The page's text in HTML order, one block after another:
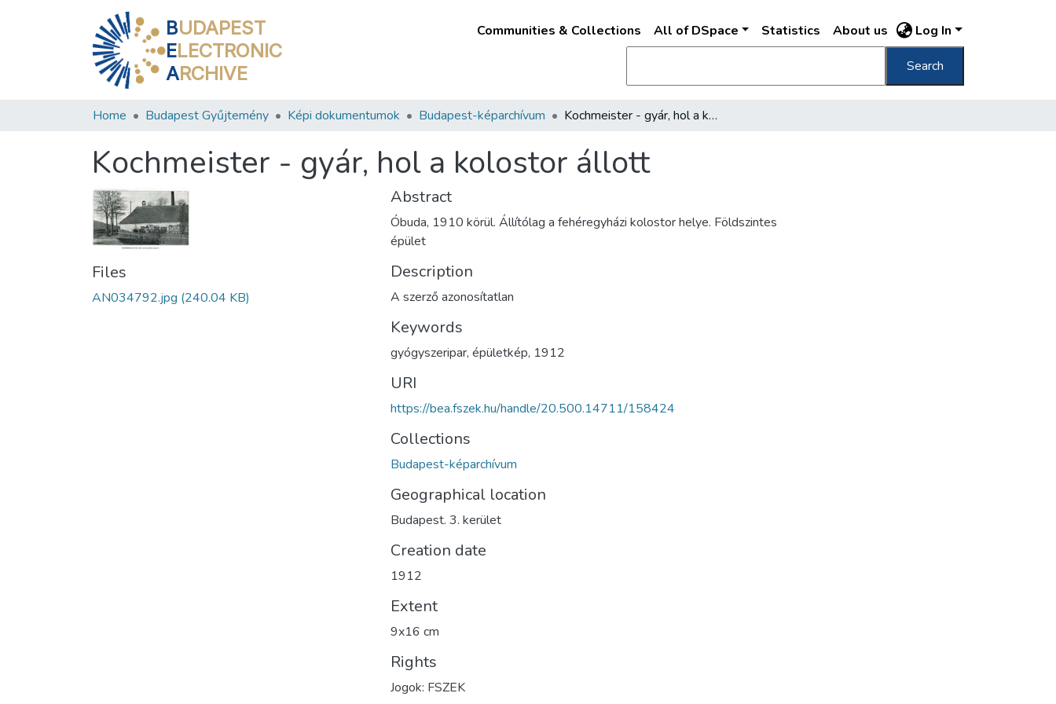
BUDAPEST
ELECTRONIC
ARCHIVE
Communities & Collections All of DSpace Statistics About us Log In
Search
Home Budapest Gyűjtemény Képi dokumentumok Budapest-képarchívum Kochmeister - gyár, hol a kolostor állott
Kochmeister - gyár, hol a kolostor állott
Files
AN034792.jpg (240.04 KB)
Abstract
Óbuda, 1910 körül. Állítólag a fehéregyházi kolostor helye. Földszintes
épület
Description
A szerző azonosítatlan
Keywords
gyógyszeripar, épületkép, 1912
URI
https://bea.fszek.hu/handle/20.500.14711/158424
Collections
Budapest-képarchívum
Geographical location
Budapest. 3. kerület
Creation date
1912
Extent
9x16 cm
Rights
Jogok: FSZEK